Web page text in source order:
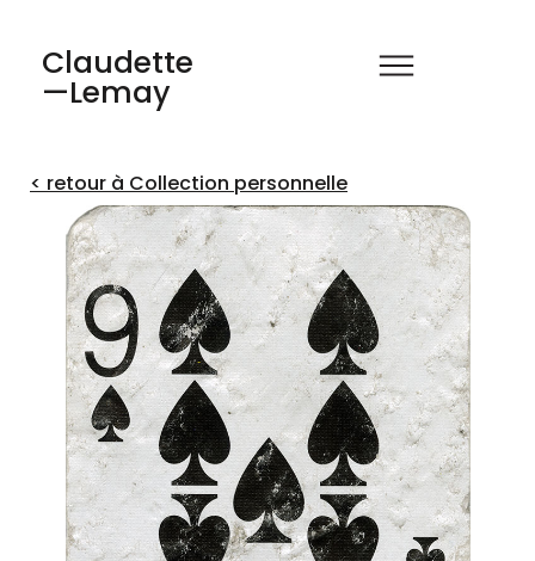
Claudette
—Lemay
< retour à Collection personnelle